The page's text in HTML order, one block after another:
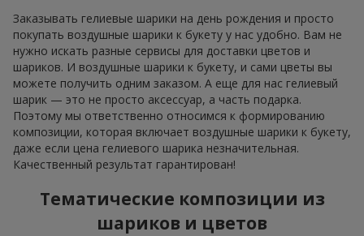
Заказывать гелиевые шарики на день рождения и просто
покупать воздушные шарики к букету у нас удобно. Вам не
нужно искать разные сервисы для доставки цветов и
шариков. И воздушные шарики к букету, и сами цветы вы
можете получить одним заказом. А еще для нас гелиевый
шарик — это не просто аксессуар, а часть подарка.
Поэтому мы ответственно относимся к формированию
композиции, которая включает воздушные шарики к букету,
даже если цена гелиевого шарика незначительная.
Качественный результат гарантирован!
Тематические композиции из
шариков и цветов